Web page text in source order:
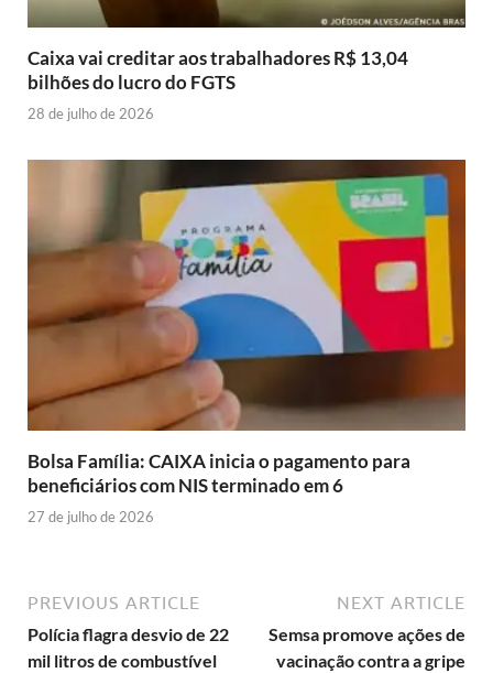
Caixa vai creditar aos trabalhadores R$ 13,04
bilhões do lucro do FGTS
28 de julho de 2026
Bolsa Família: CAIXA inicia o pagamento para
beneficiários com NIS terminado em 6
27 de julho de 2026
PREVIOUS ARTICLE
Polícia flagra desvio de 22
mil litros de combustível
NEXT ARTICLE
Semsa promove ações de
vacinação contra a gripe